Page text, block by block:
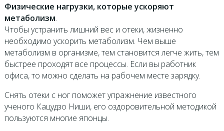
Физические нагрузки, которые ускоряют
метаболизм.
Чтобы устранить лишний вес и отеки, жизненно
необходимо ускорить метаболизм. Чем выше
метаболизм в организме, тем становится легче жить, тем
быстрее проходят все процессы. Если вы работник
офиса, то можно сделать на рабочем месте зарядку.
Снять отеки с ног поможет упражнение известного
ученого Кацудзо Ниши, его оздоровительной методикой
пользуются многие японцы.